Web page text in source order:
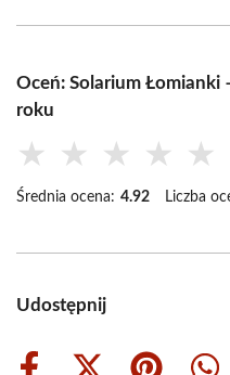
Oceń: Solarium Łomianki
roku
★ ★ ★ ★ ★
Średnia ocena: 4.92 Liczba
Udostępnij